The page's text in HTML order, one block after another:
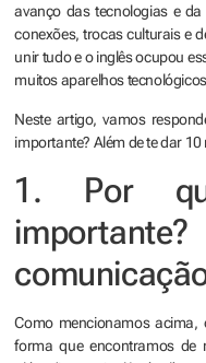
avanço das tecnologias e
conexões, trocas culturais e
unir tudo e o inglês ocupou
muitos aparelhos
Neste artigo, vamos
importante? Além de te dar
1. Por
Como mencionamos
forma que encontramos